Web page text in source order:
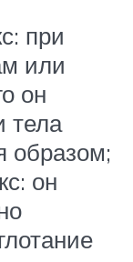
при
или
он
тела
образом;
он